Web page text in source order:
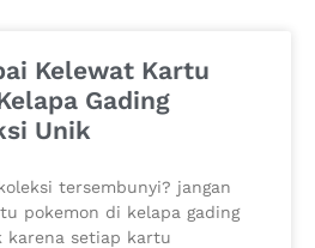
Kelewat Kartu
Gading
Unik
tersembunyi? jangan
pokemon di kelapa gading
karena setiap kartu